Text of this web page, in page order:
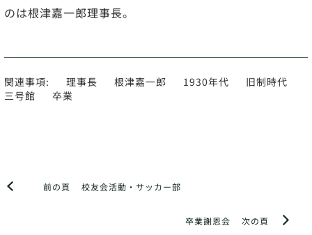
のは根津嘉一郎理事長。
関連事項: 理事長 根津嘉一郎 1930年代
旧制時代
三号館
卒業
前の頁 校友会活動・サッカー部
次の頁
卒業謝恩会